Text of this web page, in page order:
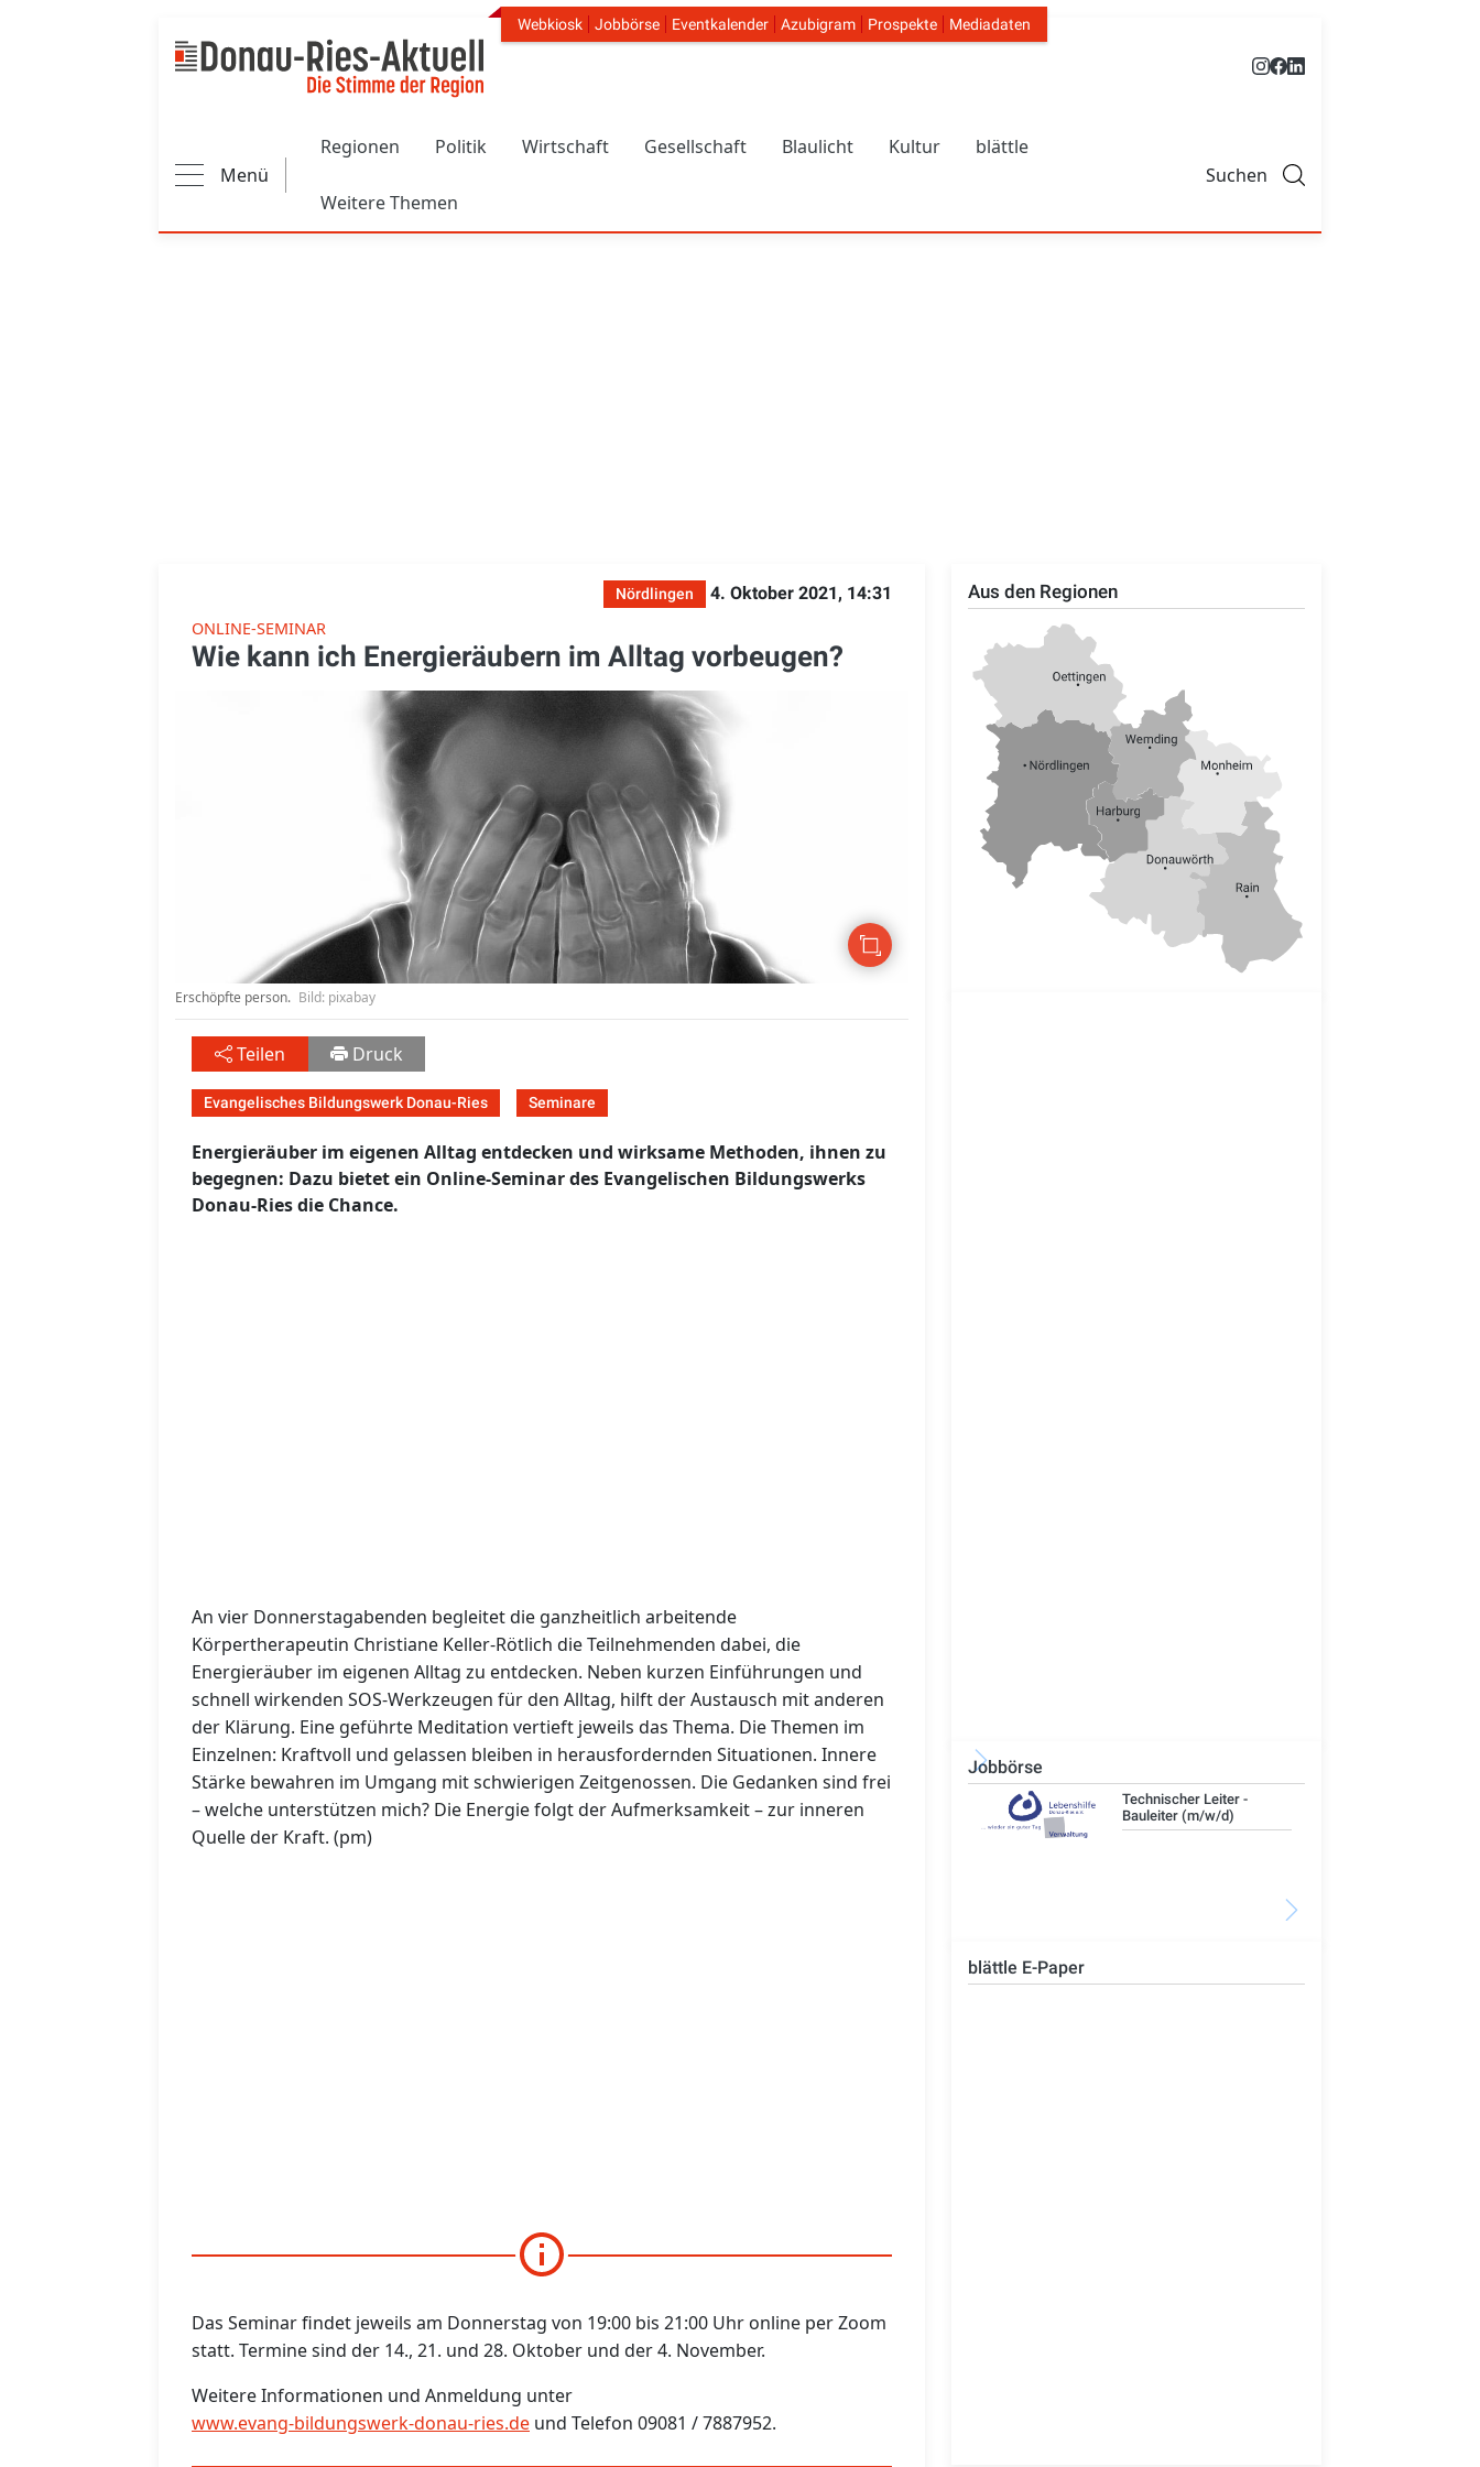
Header Navigation
Webkiosk Jobbörse Eventkalender Azubigram Prospekte Mediadaten
Menü
Regionen Politik Wirtschaft Gesellschaft Blaulicht Kultur blättle
Weitere Themen
Suchen
Nördlingen
4. Oktober 2021, 14:31
ONLINE-SEMINAR
Wie kann ich Energieräubern im Alltag vorbeugen?
Erschöpfte person. Bild: pixabay
Teilen Druck
Evangelisches Bildungswerk Donau-Ries Seminare
Energieräuber im eigenen Alltag entdecken und wirksame Methoden, ihnen zu
begegnen: Dazu bietet ein Online-Seminar des Evangelischen Bildungswerks
Donau-Ries die Chance.
An vier Donnerstagabenden begleitet die ganzheitlich arbeitende
Körpertherapeutin Christiane Keller-Rötlich die Teilnehmenden dabei, die
Energieräuber im eigenen Alltag zu entdecken. Neben kurzen Einführungen und
schnell wirkenden SOS-Werkzeugen für den Alltag, hilft der Austausch mit anderen
der Klärung. Eine geführte Meditation vertieft jeweils das Thema. Die Themen im
Einzelnen: Kraftvoll und gelassen bleiben in herausfordernden Situationen. Innere
Stärke bewahren im Umgang mit schwierigen Zeitgenossen. Die Gedanken sind frei
– welche unterstützen mich? Die Energie folgt der Aufmerksamkeit – zur inneren
Quelle der Kraft. (pm)
Das Seminar findet jeweils am Donnerstag von 19:00 bis 21:00 Uhr online per Zoom
statt. Termine sind der 14., 21. und 28. Oktober und der 4. November.
Weitere Informationen und Anmeldung unter
www.evang-bildungswerk-donau-ries.de und Telefon 09081 / 7887952.
Aus den Regionen
Jobbörse
(m/w/d)
Technischer Leiter -
Bauleiter (m/w/d)
blättle E-Paper